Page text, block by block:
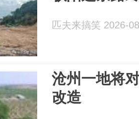
匹夫来搞笑 2026-
沧州一地将
改造